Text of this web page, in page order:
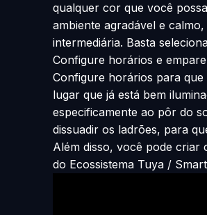
qualquer cor que você
ambiente agradável e
intermediária. Basta
Configure horários e
Configure horários para
lugar que já está bem
especificamente ao pôr do
dissuadir os ladrões, para
Além disso, você pode criar
do Ecossistema Tuya /